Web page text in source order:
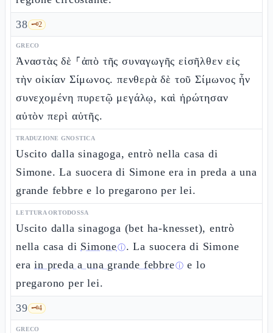
38 🗝️2
GRECO
Ἀναστὰς δὲ ⸀ἀπὸ τῆς συναγωγῆς εἰσῆλθεν εἰς
τὴν οἰκίαν Σίμωνος. πενθερὰ δὲ τοῦ Σίμωνος ἦν
συνεχομένη πυρετῷ μεγάλῳ, καὶ ἠρώτησαν
αὐτὸν περὶ αὐτῆς.
TRADUZIONE GNOSTICA
Uscito dalla sinagoga, entrò nella casa di
Simone. La suocera di Simone era in preda a una
grande febbre e lo pregarono per lei.
LETTURA ORTODOSSA
Uscito dalla sinagoga (bet ha-knesset), entrò
nella casa di Simoneⓘ. La suocera di Simone
erain preda a una grande febbreⓘ e lo
pregarono per lei.
39 🗝️4
GRECO